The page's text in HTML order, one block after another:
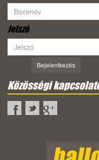
Jelszó
Bejelentkezés
Közösségi